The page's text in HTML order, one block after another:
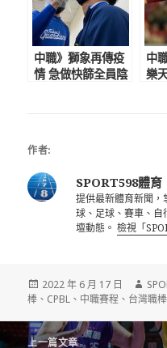
中職》獅象再傳疫
情 急做快篩全員陰
中
樂
作者:
SPORT598體育
提供最新體育新聞
球、足球、賽車、
壇動態。檢視「
發
佈
期:
2022 年 6 月 17 日
作
者
棒 、 CPBL 、 中職賽程 、 台灣職棒
文
上一篇文章